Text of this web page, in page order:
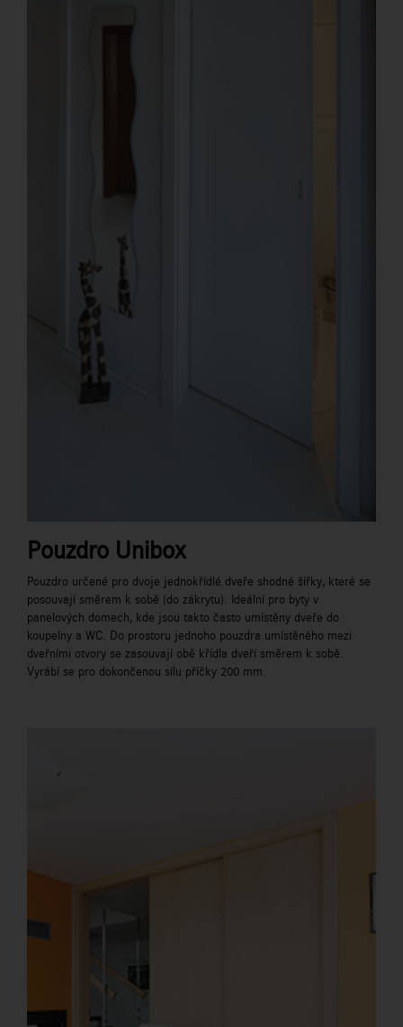
Pouzdro Unibox
Pouzdro určené pro dvoje jednokřídlé dveře shodné šířky, které se
posouvají směrem k sobě (do zákrytu). Ideální pro byty v
panelových domech, kde jsou takto často umístěny dveře do
koupelny a WC. Do prostoru jednoho pouzdra umístěného mezi
dveřními otvory se zasouvají obě křídla dveří směrem k sobě.
Vyrábí se pro dokončenou sílu příčky 200 mm.